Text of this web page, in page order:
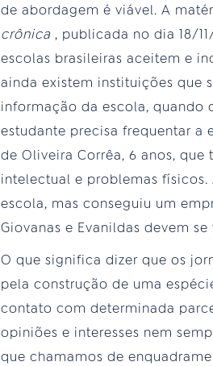
de abordagem é viável. A
crônica , publicada no dia 18/
escolas brasileiras aceitem e
ainda existem instituições que
informação da escola, quando
estudante precisa frequentar a
de Oliveira Corrêa, 6 anos,
intelectual e problemas
escola, mas conseguiu um
Giovanas e Evanildas devem
O que significa dizer que os
pela construção de uma
contato com determinada
opiniões e interesses nem
que chamamos de